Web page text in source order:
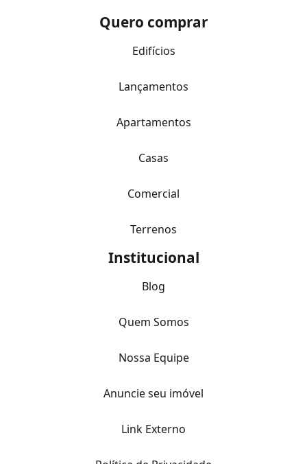
Quero comprar
Edifícios
Lançamentos
Apartamentos
Casas
Comercial
Terrenos
Institucional
Blog
Quem Somos
Nossa Equipe
Anuncie seu imóvel
Link Externo